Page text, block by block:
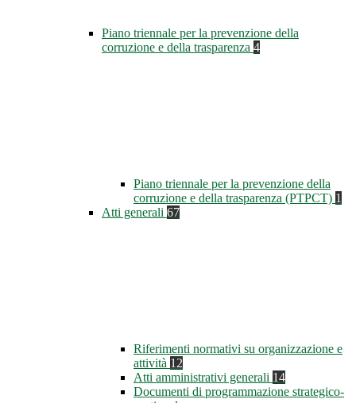
Piano triennale per la prevenzione della
corruzione e della trasparenza 4
Piano triennale per la prevenzione della
corruzione e della trasparenza (PTPCT) 1
Atti generali 67
Riferimenti normativi su organizzazione e
attività 12
Atti amministrativi generali 14
Documenti di programmazione strategico-